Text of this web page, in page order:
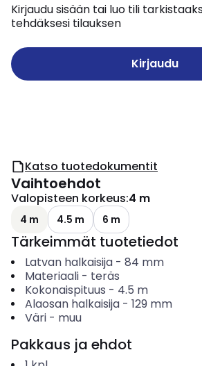
Kirjaudu sisään tai luo tili
tehdäksesi tilauksen
Kirjaudu
Katso tuotedokumentit
Vaihtoehdot
Valopisteen korkeus:4 m
4 m 4.5 m 6 m
Tärkeimmät tuotetiedot
Latvan halkaisija- 84 mm
Materiaali- teräs
Kokonaispituus - 4.5 m
Alaosan halkaisija- 129 mm
Väri- muu
Pakkaus ja ehdot